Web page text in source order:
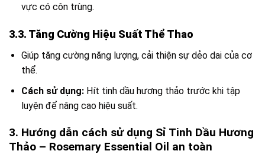
vực có côn trùng.
3.3. Tăng Cường Hiệu Suất Thể Thao
Giúp tăng cường năng lượng, cải thiện sự dẻo dai của cơ
thể.
Cách sử dụng:Hít tinh dầu hương thảo trước khi tập
luyện để nâng cao hiệu suất.
3. Hướng dẫn cách sử dụng Sỉ Tinh Dầu Hương
Thảo – Rosemary Essential Oil an toàn